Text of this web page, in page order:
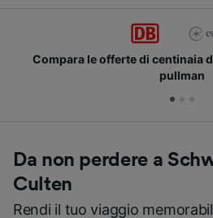
Compara le offerte di centinaia
pullman
Da non perdere a
Culten
Rendi il tuo viaggio